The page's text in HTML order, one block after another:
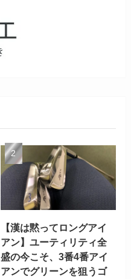
【漢は黙ってロングアイ
アン】ユーティリティ全
盛の今こそ、3番4番アイ
アンでグリーンを狙うゴ